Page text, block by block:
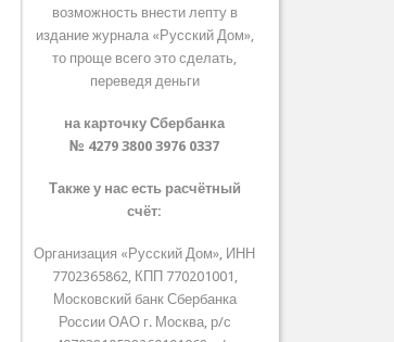
возможность внести лепту в
издание журнала «Русский Дом»,
то проще всего это сделать,
переведя деньги
на карточку Сбербанка
№ 4279 3800 3976 0337
Также у нас есть расчётный
счёт:
Организация «Русский Дом», ИНН
7702365862, КПП 770201001,
Московский банк Сбербанка
России ОАО г. Москва, р/с